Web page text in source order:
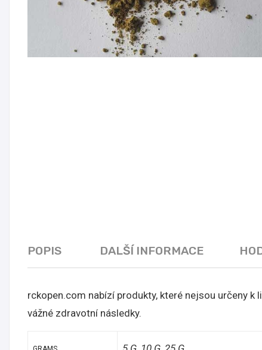
POPIS DALŠÍ INFORMACE
rckopen.com nabízí produkty, které nejsou určeny
vážné zdravotní následky.